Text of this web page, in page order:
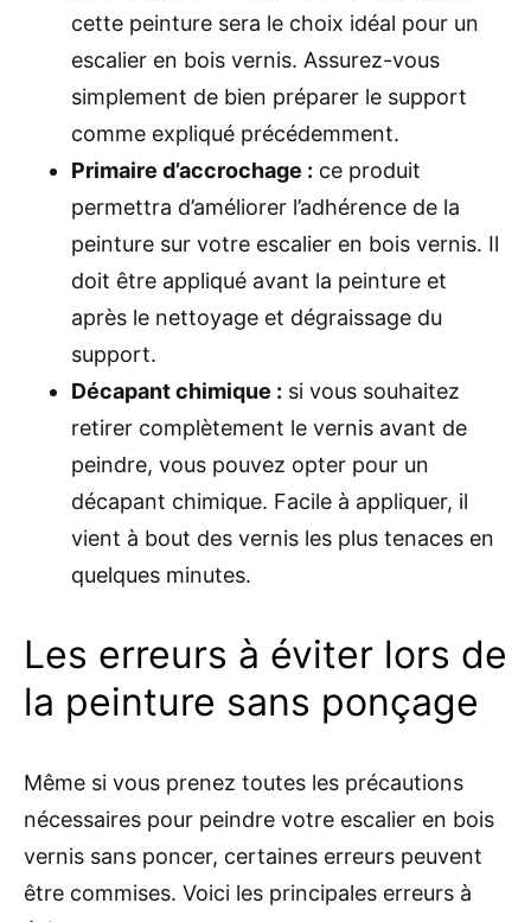
cette peinture sera le choix idéal pour un
escalier en bois vernis. Assurez-vous
simplement de bien préparer le support
comme expliqué précédemment.
Primaire d’accrochage : ce produit
permettra d’améliorer l’adhérence de la
peinture sur votre escalier en bois vernis. Il
doit être appliqué avant la peinture et
après le nettoyage et dégraissage du
support.
Décapant chimique : si vous souhaitez
retirer complètement le vernis avant de
peindre, vous pouvez opter pour un
décapant chimique. Facile à appliquer, il
vient à bout des vernis les plus tenaces en
quelques minutes.
Les erreurs à éviter lors de
la peinture sans ponçage
Même si vous prenez toutes les précautions
nécessaires pour peindre votre escalier en bois
vernis sans poncer, certaines erreurs peuvent
être commises. Voici les principales erreurs à